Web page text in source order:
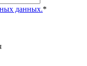
данных.*